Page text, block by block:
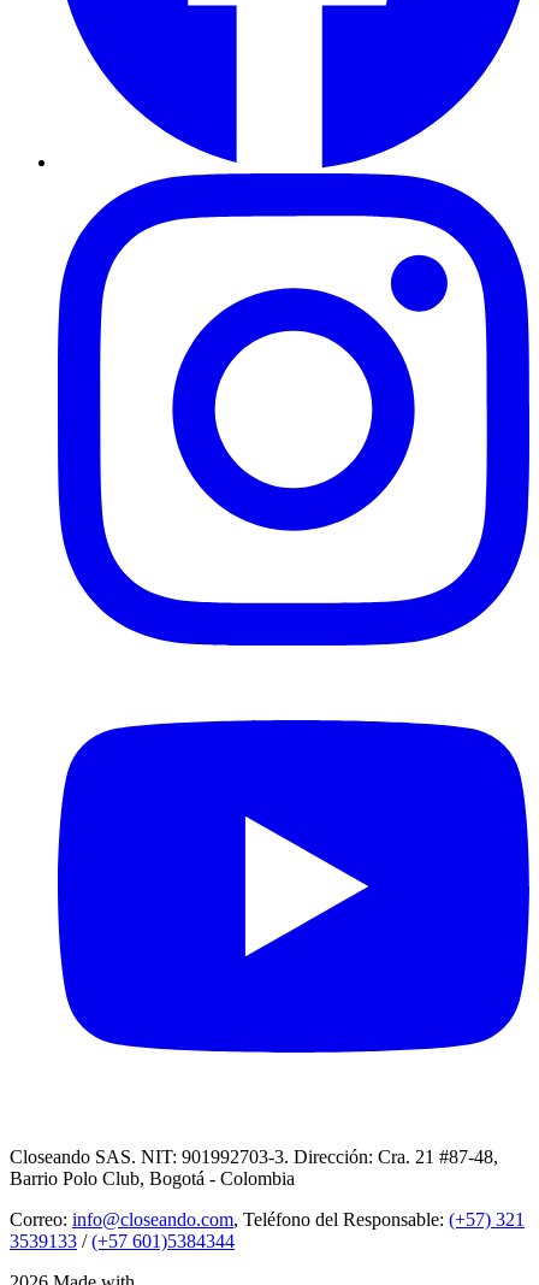
Closeando SAS. NIT: 901992703-3. Dirección: Cra. 21 #87-48,
Barrio Polo Club, Bogotá - Colombia
Correo: info@closeando.com, Teléfono del Responsable: (+57) 321
3539133 /(+57 601)5384344